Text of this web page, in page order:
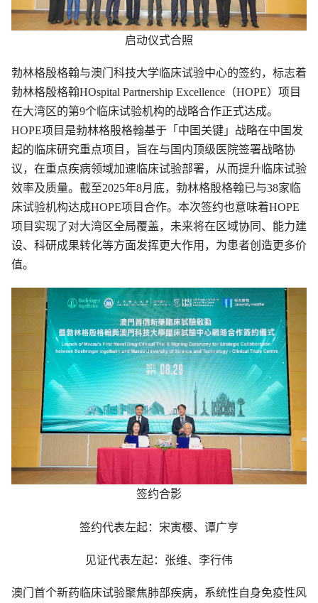
启动仪式合照
勃林格殷格翰与澳门科技大学临床试验中心的签约，标志着
勃林格殷格翰HOspital Partnership Excellence（HOPE）项目
在大湾区的第9个临床试验机构的战略合作正式达成。
HOPE项目是勃林格殷格翰基于「中国关键」战略在中国发
起的临床研究重点项目，旨在与国内顶级医院签署战略协
议，在重点疾病领域加速临床试验部署，从而提升临床试验
效率及质量。截至2025年8月底，勃林格殷格翰已与38家临
床试验机构达成HOPE项目合作。本次签约也意味着HOPE
项目实现了对大湾区全局覆盖，未来将在区域协同、能力建
设、科研成果转化等方面发挥更大作用，为患者创造更多价
值。
签约合影
签约代表左起：宋寅樱、谭广亨
见证代表左起： 张维、 李行伟
澳门首个新药临床试验聚焦肺部疾病，系统性自身免疫性风